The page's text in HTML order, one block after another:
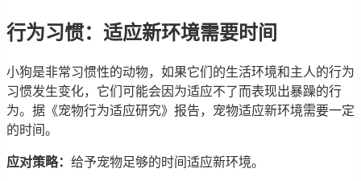
行为习惯：适应新环境需要时间
小狗是非常习惯性的动物，如果它们的生活环境和主人的行为
习惯发生变化，它们可能会因为适应不了而表现出暴躁的行
为。据《宠物行为适应研究》报告，宠物适应新环境需要一定
的时间。
应对策略： 给予宠物足够的时间适应新环境。